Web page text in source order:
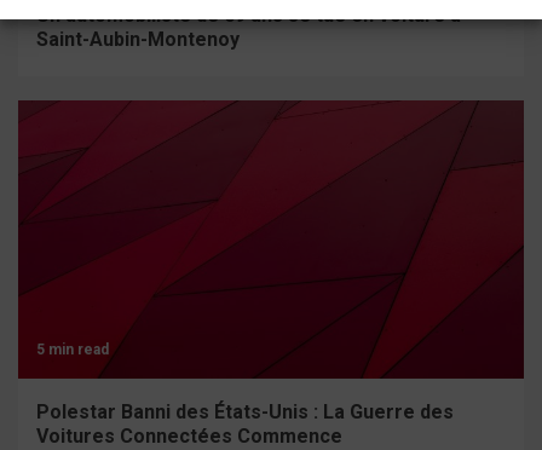
Un automobiliste de 69 ans se tue en voiture à
Saint-Aubin-Montenoy
5 min read
Polestar Banni des États-Unis : La Guerre des
Voitures Connectées Commence